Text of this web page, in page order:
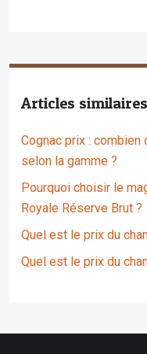
Articles similaires
Cognac prix :
selon la gamme ?
Pourquoi choisir le
Royale Réserve Brut ?
Quel est le prix du
Quel est le prix du